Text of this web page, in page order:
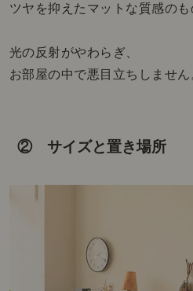
ツヤを抑えたマットな質感のも
光の反射がやわらぎ、
お部屋の中で悪目立ちしません
② サイズと置き場所